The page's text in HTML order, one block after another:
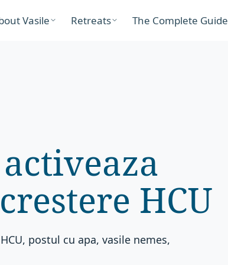
Vasile Retreats The Complete Guide
HCU
postul cu apa, vasile nemes,